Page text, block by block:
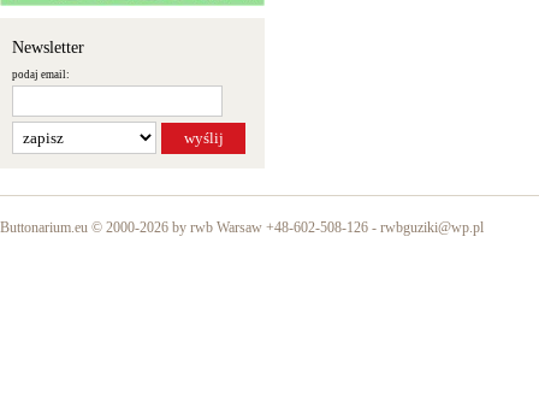
Newsletter
podaj email:
Buttonarium.eu © 2000-2026 by rwb Warsaw +48-602-508-126 - rwbguziki@wp.pl